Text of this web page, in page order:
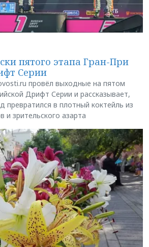
пятого этапа Гран-При
Серии
провёл выходные на пятом
Дрифт Серии и рассказывает,
превратился в плотный коктейль из
зрительского азарта